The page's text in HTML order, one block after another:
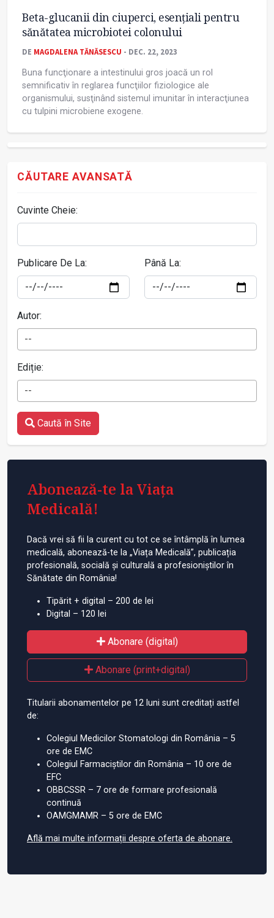
Beta-glucanii din ciuperci, esenţiali pentru
sănătatea microbiotei colonului
DE MAGDALENA TĂNĂSESCU - DEC. 22, 2023
Buna funcţionare a intestinului gros joacă un rol
semnificativ în reglarea funcţiilor fiziologice ale
organismului, susţinând sistemul imunitar în interacţiunea
cu tulpini microbiene exogene.
CĂUTARE AVANSATĂ
Cuvinte Cheie:
Publicare De La: Până La:
Autor:
--
Ediție:
--
Caută în Site
Abonează-te la Viața
Medicală!
Dacă vrei să fii la curent cu tot ce se întâmplă în lumea
medicală, abonează-te la „Viața Medicală”, publicația
profesională, socială și culturală a profesioniștilor în
Sănătate din România!
Tipărit + digital – 200 de lei
Digital – 120 lei
Abonare (digital)
Abonare (print+digital)
Titularii abonamentelor pe 12 luni sunt creditați astfel
de:
Colegiul Medicilor Stomatologi din România – 5
ore de EMC
Colegiul Farmaciștilor din România – 10 ore de
EFC
OBBCSSR – 7 ore de formare profesională
continuă
OAMGMAMR – 5 ore de EMC
Află mai multe informații despre oferta de abonare.